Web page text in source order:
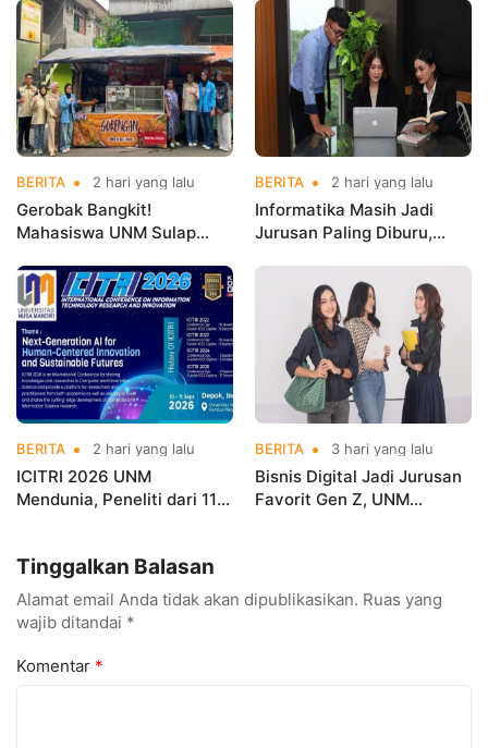
Kerja Sebelum Lulus
Indonesia Open
Championships 2026
BERITA 2 hari yang lalu
Gerobak Bangkit!
Mahasiswa UNM Sulap
Menarik dan Laris
BERITA 2 hari yang lalu
Informatika Masih Jadi
Jurusan Paling Diburu,
hingga Cyber Security
BERITA 2 hari yang lalu
ICITRI 2026 UNM
Mendunia, Peneliti dari 11
BERITA 3 hari yang lalu
Bisnis Digital Jadi Jurusan
Favorit Gen Z, UNM
Tinggalkan Balasan
Alamat email Anda tidak akan dipublikasikan. Ruas yang
wajib ditandai *
Komentar *